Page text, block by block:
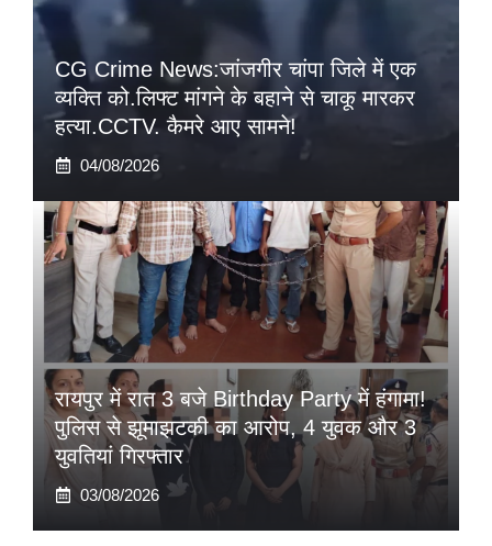
CG Crime News:जांजगीर चांपा जिले में एक
व्यक्ति को.लिफ्ट मांगने के बहाने से चाकू मारकर
हत्या.CCTV. कैमरे आए सामने!
04/08/2026
रायपुर में रात 3 बजे Birthday Party में हंगामा!
पुलिस से झूमाझटकी का आरोप, 4 युवक और 3
युवतियां गिरफ्तार
03/08/2026